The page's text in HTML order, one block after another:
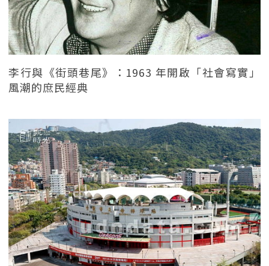
李行與《街頭巷尾》：1963 年開啟「社會寫實」
風潮的庶民經典